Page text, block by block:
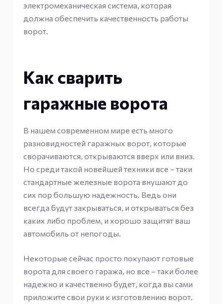
электромеханическая система, которая
должна обеспечить качественность работы
ворот.
Как сварить
гаражные ворота
В нашем современном мире есть много
разновидностей гаражных ворот, которые
сворачиваются, открываются вверх или вниз.
Но среди такой новейшей техники все – таки
стандартные железные ворота внушают до
сих пор большую надежность. Ведь они
всегда будут закрываться, и открываться без
каких либо проблем, и хорошо защитят ваш
автомобиль от непогоды.
Некоторые сейчас просто покупают готовые
ворота для своего гаража, но все – таки более
надежно и качественно будет, когда вы сами
приложите свои руки к изготовлению ворот.